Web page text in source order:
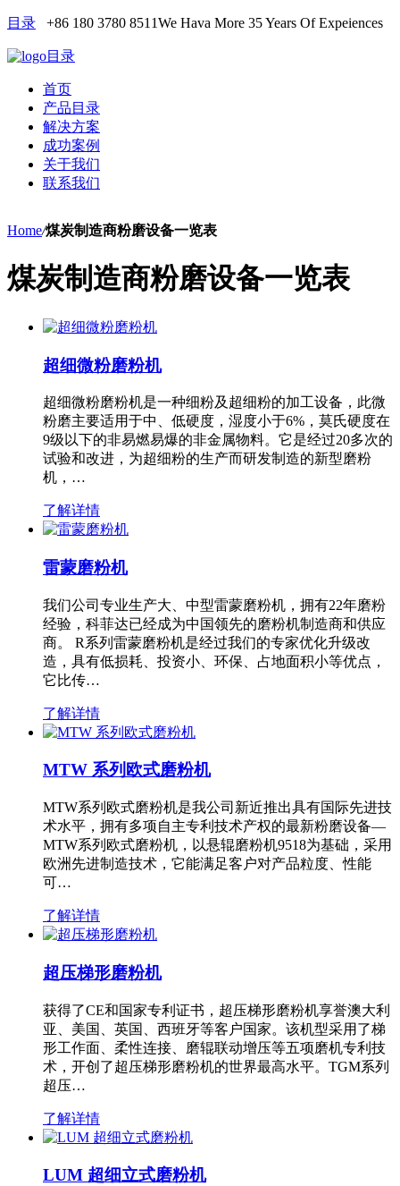
目录 +86 180 3780 8511We Hava More 35 Years Of Expeiences
目录
首页
产品目录
解决方案
成功案例
关于我们
联系我们
Home/煤炭制造商粉磨设备一览表
煤炭制造商粉磨设备一览表
超细微粉磨粉机
超细微粉磨粉机是一种细粉及超细粉的加工设备，此微
粉磨主要适用于中、低硬度，湿度小于6%，莫氏硬度在
9级以下的非易燃易爆的非金属物料。它是经过20多次的
试验和改进，为超细粉的生产而研发制造的新型磨粉
机，…
了解详情
雷蒙磨粉机
我们公司专业生产大、中型雷蒙磨粉机，拥有22年磨粉
经验，科菲达已经成为中国领先的磨粉机制造商和供应
商。 R系列雷蒙磨粉机是经过我们的专家优化升级改
造，具有低损耗、投资小、环保、占地面积小等优点，
它比传…
了解详情
MTW 系列欧式磨粉机
MTW系列欧式磨粉机是我公司新近推出具有国际先进技
术水平，拥有多项自主专利技术产权的最新粉磨设备—
MTW系列欧式磨粉机，以悬辊磨粉机9518为基础，采用
欧洲先进制造技术，它能满足客户对产品粒度、性能
可…
了解详情
超压梯形磨粉机
获得了CE和国家专利证书，超压梯形磨粉机享誉澳大利
亚、美国、英国、西班牙等客户国家。该机型采用了梯
形工作面、柔性连接、磨辊联动增压等五项磨机专利技
术，开创了超压梯形磨粉机的世界最高水平。TGM系列
超压…
了解详情
LUM 超细立式磨粉机